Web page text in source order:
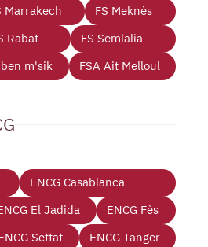
Marrakech
FS Meknès
Rabat
FS Semlalia
ben m'sik FSA Ait Melloul
ENCG Casablanca
El Jadida
ENCG Fès
Settat ENCG Tanger